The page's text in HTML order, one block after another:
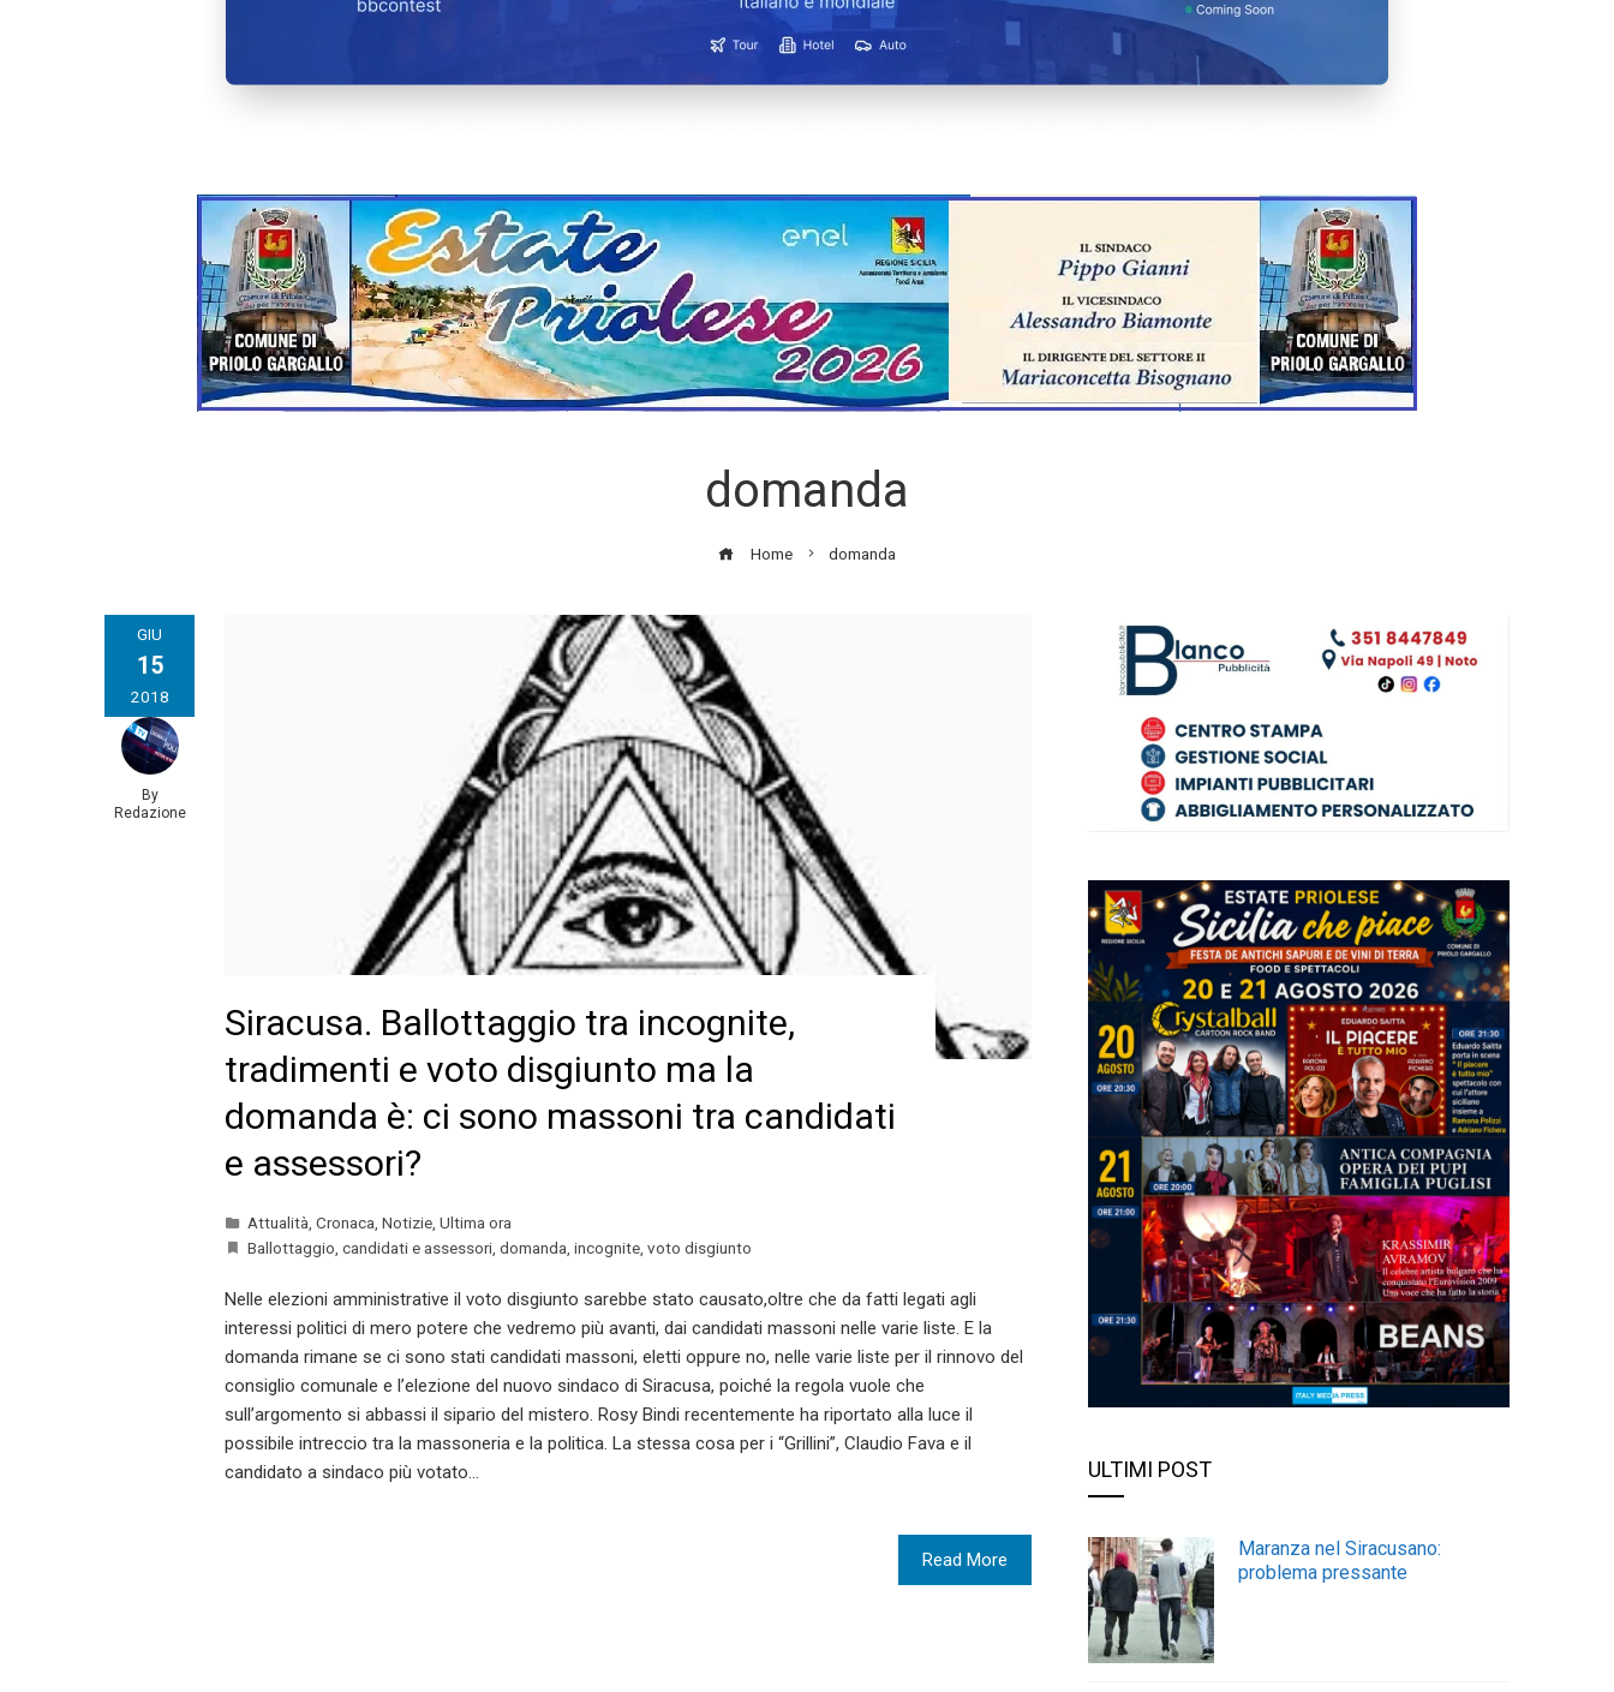
domanda
Home domanda
GIU
15
2018
By
Redazione
Siracusa. Ballottaggio tra incognite,
tradimenti e voto disgiunto ma la
domanda è: ci sono massoni tra candidati
e assessori?
Attualità Cronaca Notizie Ultima ora
Ballottaggio candidati e assessori domanda incognite voto disgiunto
Nelle elezioni amministrative il voto disgiunto sarebbe stato causato,oltre che da fatti legati agli
interessi politici di mero potere che vedremo più avanti, dai candidati massoni nelle varie liste. E la
domanda rimane se ci sono stati candidati massoni, eletti oppure no, nelle varie liste per il rinnovo del
consiglio comunale e l’elezione del nuovo sindaco di Siracusa, poiché la regola vuole che
sull’argomento si abbassi il sipario del mistero. Rosy Bindi recentemente ha riportato alla luce il
possibile intreccio tra la massoneria e la politica. La stessa cosa per i “Grillini”, Claudio Fava e il
candidato a sindaco più votato…
Read More
ULTIMI POST
Maranza nel Siracusano:
problema pressante